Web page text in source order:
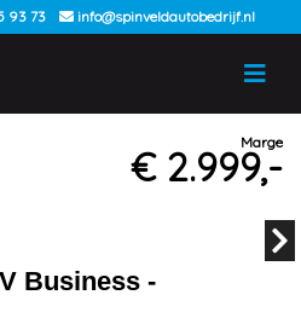
93 73 info@spinveldautobedrijf.nl
Marge
€ 2.999,-
Business -